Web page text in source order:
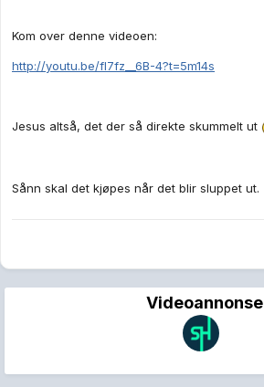
Kom over denne videoen:
http://youtu.be/fl7fz__6B-4?t=5m14s
Jesus altså, det der så direkte skummelt ut
Sånn skal det kjøpes når det blir sluppet ut.
Videoannonse